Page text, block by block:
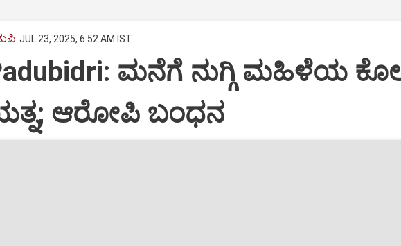
JUL 23, 2025, 6:52 AM IST
ಮನೆಗೆ ನುಗ್ಗಿ ಮಹಿಳೆಯ
ಆರೋಪಿ ಬಂಧನ